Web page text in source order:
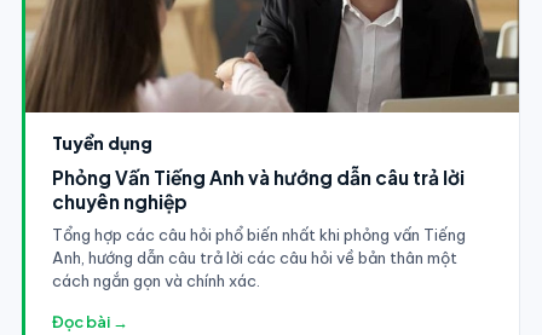
Tuyển dụng
Phỏng Vấn Tiếng Anh và hướng dẫn câu trả lời
chuyên nghiệp
Tổng hợp các câu hỏi phổ biến nhất khi phỏng vấn Tiếng
Anh, hướng dẫn câu trả lời các câu hỏi về bản thân một
cách ngắn gọn và chính xác.
Đọc bài →